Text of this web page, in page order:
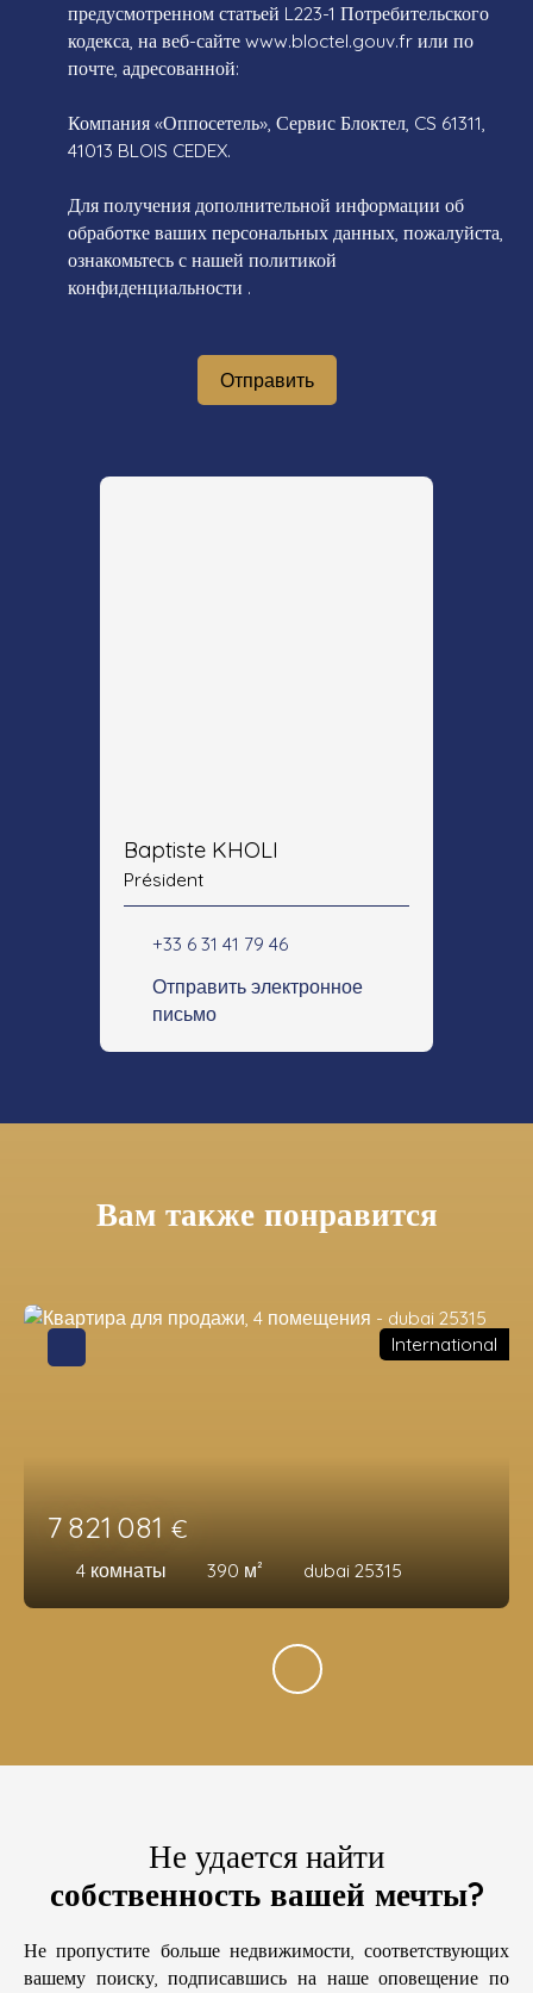
предусмотренном статьей L223-1 Потребительского
кодекса, на веб-сайте www.bloctel.gouv.fr или по
почте, адресованной:
Компания «Оппосетель», Сервис Блоктел, CS 61311,
41013 BLOIS CEDEX.
Для получения дополнительной информации об
обработке ваших персональных данных, пожалуйста,
ознакомьтесь с нашей политикой
конфиденциальности .
Отправить
Baptiste KHOLI
Président
+33 6 31 41 79 46
Отправить электронное
письмо
Вам также понравится
7 821 081 €
4 комнаты 390 м² dubai 25315
International
Не удается найти
собственность вашей мечты?
Не пропустите больше недвижимости, соответствующих
вашему поиску, подписавшись на наше оповещение по